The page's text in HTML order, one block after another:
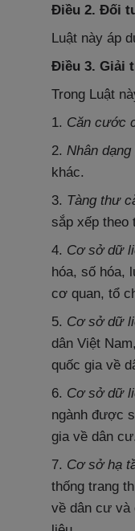
Điều 2. Đối
Luật này áp
Điều 3. Giải
Trong Luật
1. Căn cước
2. Nhân dạng
khác.
3. Tàng thư
sắp xếp theo
4. Cơ sở dữ
hóa, số hóa,
cơ quan, tổ
5. Cơ sở dữ
dân Việt
quốc gia về
6. Cơ sở dữ
ngành được
gia về dân cư.
7. Cơ sở hạ
thống trang
về dân cư và